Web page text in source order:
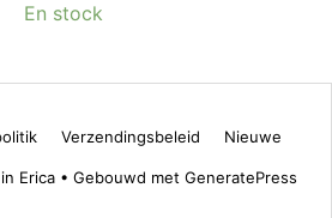
En stock
Verzendingsbeleid Nieuwe
Erica• Gebouwd met GeneratePress